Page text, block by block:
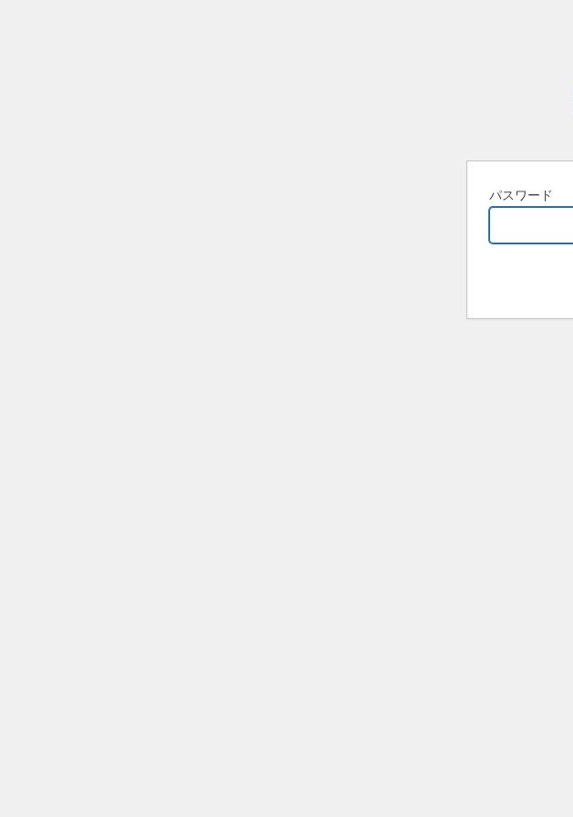
パスワード